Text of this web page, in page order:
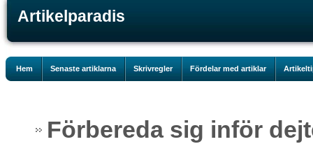
Artikelparadis
Hem Senaste artiklarna Skrivregler Fördelar med artiklar
Förbereda sig inför